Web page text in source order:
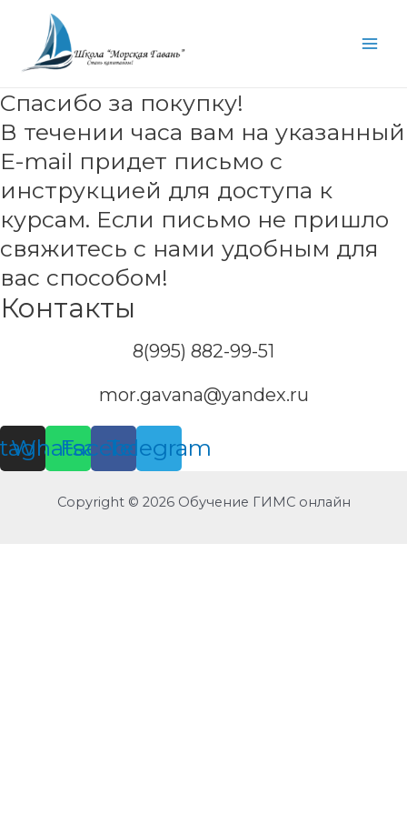
Перейти
содержимому
Спасибо за покупку!
В течении часа вам на указанный
E-mail придет письмо с
инструкцией для доступа к
курсам. Если письмо не пришло
свяжитесь с нами удобным для
вас способом!
Контакты
8(995) 882-99-51
mor.gavana@yandex.ru
Whatsapp
Facebook
Telegram
Copyright © 2026 Обучение ГИМС онлайн